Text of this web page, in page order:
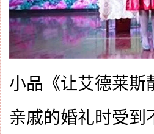
小品《让艾德莱斯
亲戚的婚礼时受到